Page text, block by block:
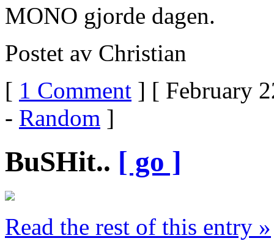
MONO gjorde dagen.
Postet av Christian
[ 1 Comment ] [ February
- Random ]
BuSHit.. [ go ]
Read the rest of this entry »